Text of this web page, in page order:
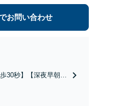
お問い合わせ
30秒】【深夜早朝対